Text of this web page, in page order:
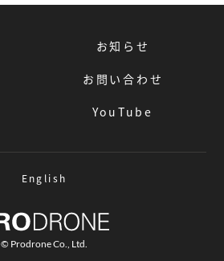
お知らせ
お問い合わせ
YouTube
English
© Prodrone Co., Ltd.